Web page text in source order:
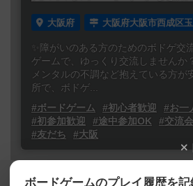
大阪府 大阪府大阪市西成区
✨障がいのある方のためのボドゲ交
ゲームで、ゆっくり交流しませんか
メンタルの不調など抱えている方が
所で、ボドゲ...
#ボードゲーム
#初心者歓迎
#お一
#初参加歓迎
#途中参加OK #交流会
#友だち
#大阪
ボードゲームのプレイ履歴を記